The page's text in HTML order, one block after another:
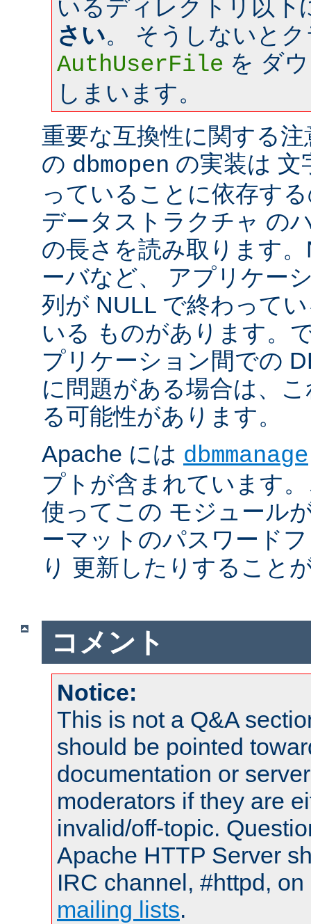
いるディレクトリ以下
さい。 そうしないと
AuthUserFile を ダ
しまいます。
重要な互換性に関する
の dbmopen の実装は 文
っていることに依存す
データストラクチャ の
の長さを読み取ります
ーバなど、 アプリケー
列が NULL で終わって
いる ものがあります。
プリケーション間での
に問題がある場合は、
る可能性があります。
Apache には dbmmanage
プトが含まれています
使ってこの モジュール
ーマットのパスワード
り 更新したりすること
コメント
Notice:
This is not a Q&A
should be pointed
documentation or
moderators if they are
invalid/off-topic.
Apache HTTP Server
IRC channel, #httpd,
mailing lists.